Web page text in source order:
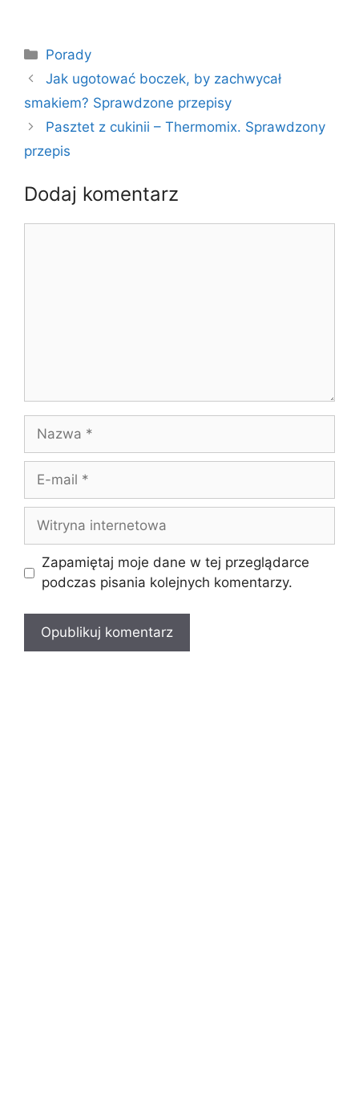
Kategorie
Porady
Jak ugotować boczek, by zachwycał
smakiem? Sprawdzone przepisy
Pasztet z cukinii – Thermomix. Sprawdzony
przepis
Dodaj komentarz
Nazwa
Witryna
internetowa
Zapamiętaj moje dane w tej przeglądarce
podczas pisania kolejnych komentarzy.